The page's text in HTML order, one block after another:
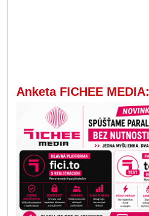
Anketa FICHEE MEDIA: